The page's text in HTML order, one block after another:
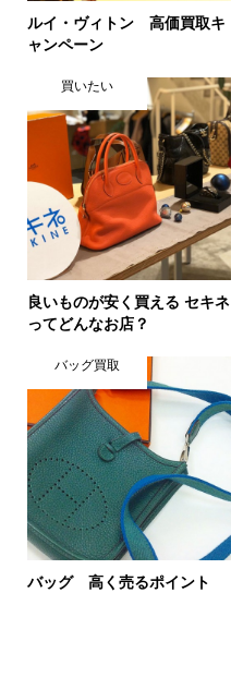
ルイ・ヴィトン 高価買取キ
ャンペーン
買いたい
良いものが安く買える セキネ
ってどんなお店？
バッグ買取
バッグ 高く売るポイント